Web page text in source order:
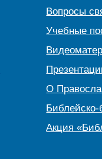
Вопросы
Учебные
О
Библейско-
Акция